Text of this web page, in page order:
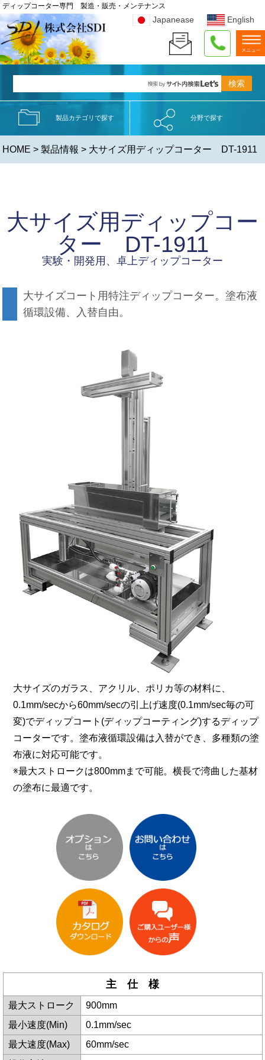
ディップコーター専門 製造・販売・メンテナンス
Japanease English
製品カテゴリで探す 分野で探す
HOME >製品情報 > 大サイズ用ディップコーター DT-1911
大サイズ用ディップコー
ター DT-1911
実験・開発用、卓上ディップコーター
大サイズコート用特注ディップコーター。塗布液
循環設備、入替自由。
大サイズのガラス、アクリル、ポリカ等の材料に、
0.1mm/secから60mm/secの引上げ速度(0.1mm/sec毎の可
変)でディップコート(ディップコーティング)するディップ
コーターです。塗布液循環設備は入替ができ、多種類の塗
布液に対応可能です。
※最大ストロークは800mmまで可能。横長で湾曲した基材
の塗布に最適です。
主 仕 様
最大ストローク
900mm
最小速度(Min)
0.1mm/sec
最大速度(Max)
60mm/sec